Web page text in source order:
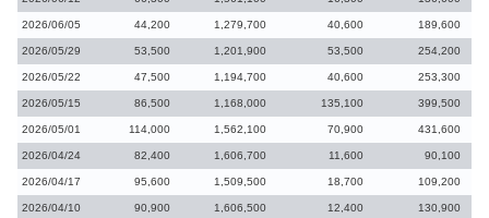
2026/06/05 44,200 1,279,700 40,600 189,600
2026/05/29 53,500 1,201,900 53,500 254,200
2026/05/22 47,500 1,194,700 40,600 253,300
2026/05/15 86,500 1,168,000 135,100 399,500
2026/05/01 114,000 1,562,100 70,900 431,600
2026/04/24 82,400 1,606,700 11,600 90,100
2026/04/17 95,600 1,509,500 18,700 109,200
2026/04/10 90,900 1,606,500 12,400 130,900